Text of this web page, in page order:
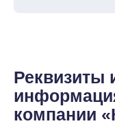
Реквизиты
компании